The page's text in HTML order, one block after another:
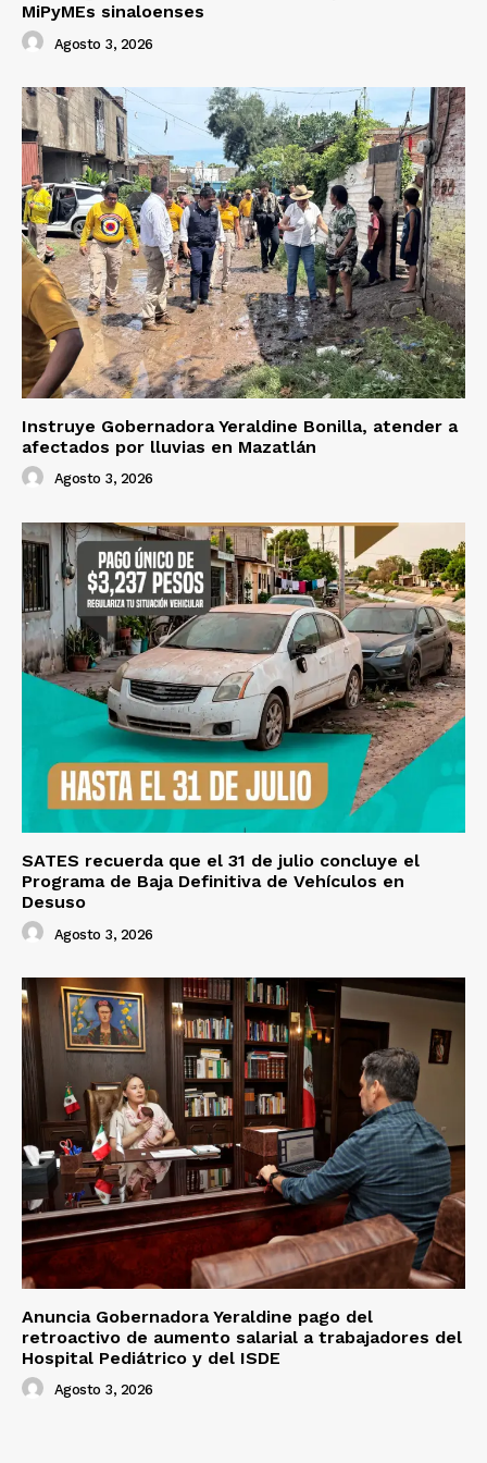
MiPyMEs sinaloenses
Agosto 3, 2026
Instruye Gobernadora Yeraldine Bonilla, atender a
afectados por lluvias en Mazatlán
Agosto 3, 2026
SATES recuerda que el 31 de julio concluye el
Programa de Baja Definitiva de Vehículos en
Desuso
Agosto 3, 2026
Anuncia Gobernadora Yeraldine pago del
retroactivo de aumento salarial a trabajadores del
Hospital Pediátrico y del ISDE
Agosto 3, 2026